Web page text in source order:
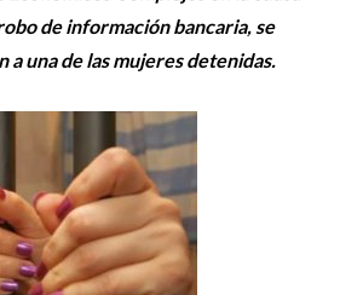
de información bancaria, se
a una de las mujeres detenidas.